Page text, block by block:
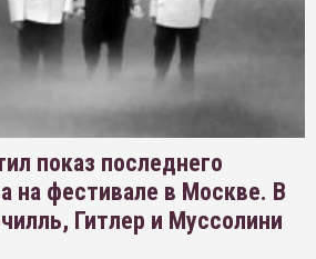
показ последнего
на фестивале в Москве. В
Гитлер и Муссолини